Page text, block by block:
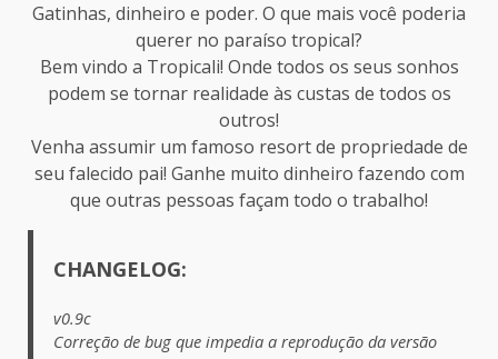
Gatinhas, dinheiro e poder. O que mais você poderia
querer no paraíso tropical?
Bem vindo a Tropicali! Onde todos os seus sonhos
podem se tornar realidade às custas de todos os
outros!
Venha assumir um famoso resort de propriedade de
seu falecido pai! Ganhe muito dinheiro fazendo com
que outras pessoas façam todo o trabalho!
CHANGELOG:
v0.9c
Correção de bug que impedia a reprodução da versão